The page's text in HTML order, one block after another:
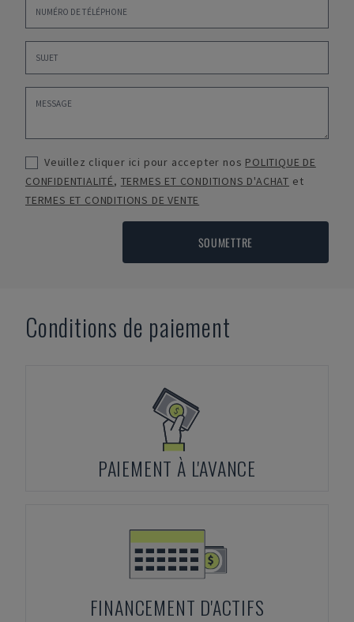
Veuillez cliquer ici pour accepter nos POLITIQUE DE
CONFIDENTIALITÉ, TERMES ET CONDITIONS D'ACHAT et
TERMES ET CONDITIONS DE VENTE
SOUMETTRE
Conditions de paiement
PAIEMENT À L'AVANCE
FINANCEMENT D'ACTIFS